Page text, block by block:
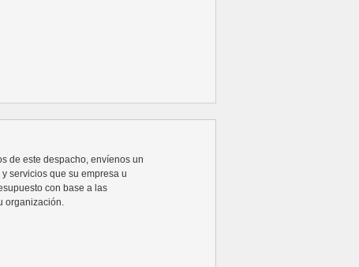
de este despacho, envíenos un
servicios que su empresa u
con base a las
organización.